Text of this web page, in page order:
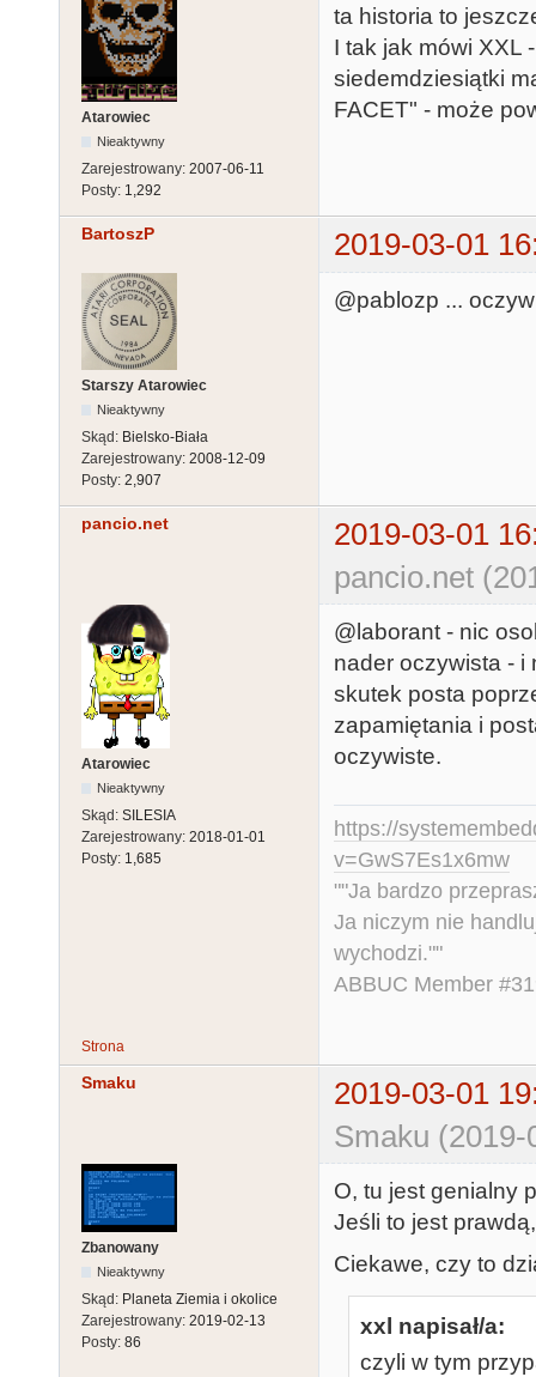
Atarowiec
Nieaktywny
Zarejestrowany: 2007-06-11
Posty: 1,292
ta historia to
I tak jak mówi XXL
siedemdziesiątki
FACET" - może
BartoszP 2019-03-01
Starszy Atarowiec
Nieaktywny
Skąd: Bielsko-Biała
Zarejestrowany: 2008-12-09
Posty: 2,907
@pablozp ...
pancio.net
2019-03-01
pancio.net
Atarowiec
Nieaktywny
Skąd: SILESIA
Zarejestrowany: 2018-01-01
Posty: 1,685
@laborant - nic
nader oczywista -
skutek posta
zapamiętania i
oczywiste.
https://
v=GwS7Es1x6mw
""Ja bardzo
Ja niczym nie
wychodzi.""
ABBUC Member
Strona
Smaku
2019-03-01
Smaku
Zbanowany
Nieaktywny
Skąd: Planeta Ziemia i okolice
Zarejestrowany: 2019-02-13
Posty: 86
O, tu jest genialny
Jeśli to jest
Ciekawe, czy to
xxl napisał/a:
czyli w tym